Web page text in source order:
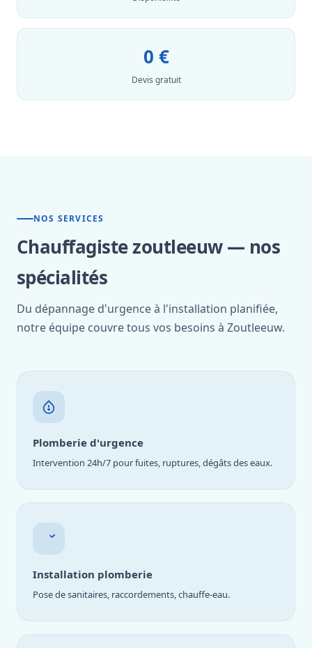
0 €
Devis gratuit
NOS SERVICES
Chauffagiste zoutleeuw — nos
spécialités
Du dépannage d'urgence à l'installation planifiée,
notre équipe couvre tous vos besoins à Zoutleeuw.
Plomberie d'urgence
Intervention 24h/7 pour fuites, ruptures, dégâts des eaux.
Installation plomberie
Pose de sanitaires, raccordements, chauffe-eau.